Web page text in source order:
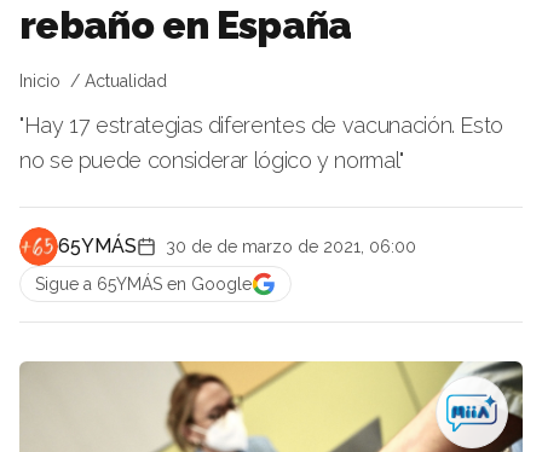
rebaño en España
Inicio Actualidad
"Hay 17 estrategias diferentes de vacunación. Esto
no se puede considerar lógico y normal"
65YMÁS
30 de de marzo de 2021, 06:00
Sigue a 65YMÁS en Google